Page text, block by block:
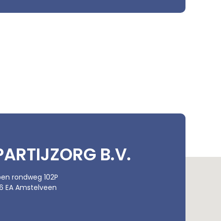
B.V.
rondweg 102P
EA Amstelveen